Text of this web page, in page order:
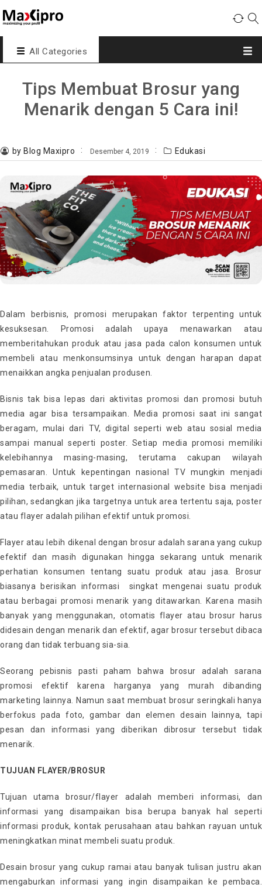
All Categories
Tips Membuat Brosur yang
Menarik dengan 5 Cara ini!
by Blog Maxipro Desember 4, 2019 Edukasi
Dalam berbisnis, promosi merupakan faktor terpenting untuk
kesuksesan. Promosi adalah upaya menawarkan atau
memberitahukan produk atau jasa pada calon konsumen untuk
membeli atau menkonsumsinya untuk dengan harapan dapat
menaikkan angka penjualan produsen.
Bisnis tak bisa lepas dari aktivitas promosi dan promosi butuh
media agar bisa tersampaikan. Media promosi saat ini sangat
beragam, mulai dari TV, digital seperti web atau sosial media
sampai manual seperti poster. Setiap media promosi memiliki
kelebihannya masing-masing, terutama cakupan wilayah
pemasaran. Untuk kepentingan nasional TV mungkin menjadi
media terbaik, untuk target internasional website bisa menjadi
pilihan, sedangkan jika targetnya untuk area tertentu saja, poster
atau flayer adalah pilihan efektif untuk promosi.
Flayer atau lebih dikenal dengan brosur adalah sarana yang cukup
efektif dan masih digunakan hingga sekarang untuk menarik
perhatian konsumen tentang suatu produk atau jasa. Brosur
biasanya berisikan informasi singkat mengenai suatu produk
atau berbagai promosi menarik yang ditawarkan. Karena masih
banyak yang menggunakan, otomatis flayer atau brosur harus
didesain dengan menarik dan efektif, agar brosur tersebut dibaca
orang dan tidak terbuang sia-sia.
Seorang pebisnis pasti paham bahwa brosur adalah sarana
promosi efektif karena harganya yang murah dibanding
marketing lainnya. Namun saat membuat brosur seringkali hanya
berfokus pada foto, gambar dan elemen desain lainnya, tapi
pesan dan informasi yang diberikan dibrosur tersebut tidak
menarik.
TUJUAN FLAYER/BROSUR
Tujuan utama brosur/flayer adalah memberi informasi, dan
informasi yang disampaikan bisa berupa banyak hal seperti
informasi produk, kontak perusahaan atau bahkan rayuan untuk
meningkatkan minat membeli suatu produk.
Desain brosur yang cukup ramai atau banyak tulisan justru akan
mengaburkan informasi yang ingin disampaikan ke pembaca.